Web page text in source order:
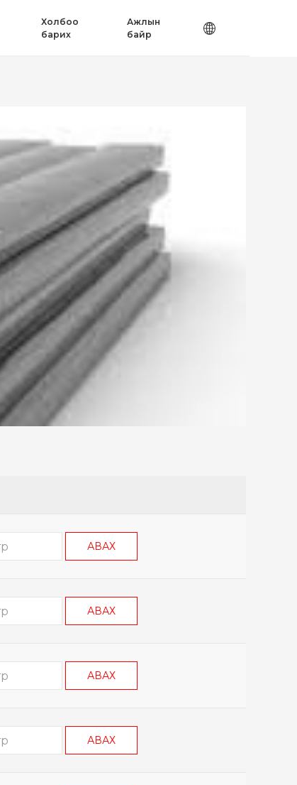
Холбоо
барих
Ажлын
байр
АВАХ
АВАХ
АВАХ
АВАХ